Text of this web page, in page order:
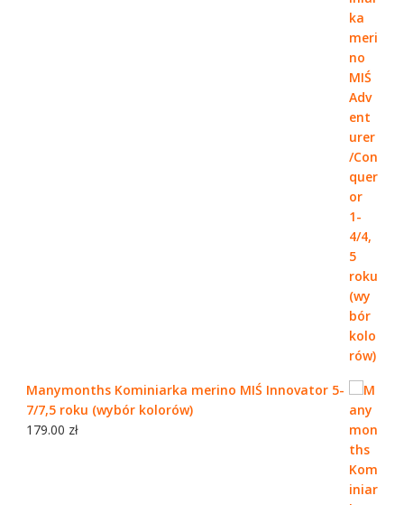
Manymonths Kominiarka merino MIŚ Innovator 5-
7/7,5 roku (wybór kolorów)
179.00 zł